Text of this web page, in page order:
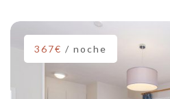
367€ / noche